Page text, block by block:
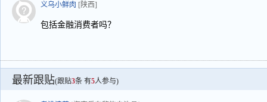
义乌小鲜肉 [陕西]
包括金融消费者吗？
最新跟贴(跟贴3条 有5人参与)